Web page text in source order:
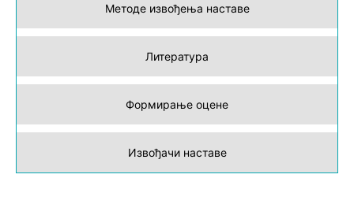
Методе извођења наставе
Литература
Формирање оцене
Извођачи наставе